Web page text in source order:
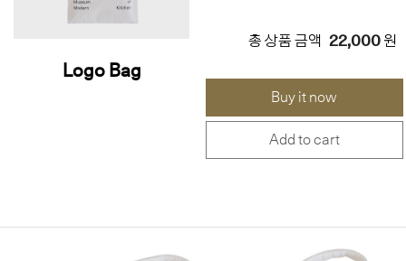
Logo Bag
총 상품 금액 22,000 원
Buy it now
Add to cart